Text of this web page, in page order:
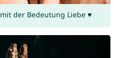
der Bedeutung Liebe ♥